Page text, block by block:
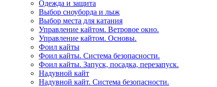
Одежда и защита
Выбор сноуборда и лыж
Выбор места для катания
Управление кайтом. Ветровое окно.
Управление кайтом. Основы.
Фоил кайты
Фоил кайты. Система безопасности.
Фоил кайты. Запуск, посадка, перезапуск.
Надувной кайт
Надувной кайт. Система безопасности.